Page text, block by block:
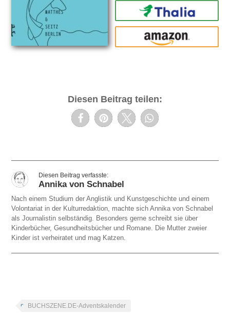
Thalia
amazon
Diesen Beitrag teilen:
Annika von Schnabel
Nach einem Studium der Anglistik und Kunstgeschichte und einem
Volontariat in der Kulturredaktion, machte sich Annika von Schnabel
als Journalistin selbständig. Besonders gerne schreibt sie über
Kinderbücher, Gesundheitsbücher und Romane. Die Mutter zweier
Kinder ist verheiratet und mag Katzen.
BUCHSZENE.DE-Adventskalender